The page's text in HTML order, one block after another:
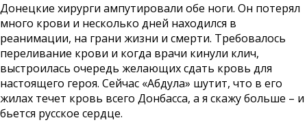
Донецкие хирурги ампутировали обе ноги. Он потерял
много крови и несколько дней находился в
реанимации, на грани жизни и смерти. Требовалось
переливание крови и когда врачи кинули клич,
выстроилась очередь желающих сдать кровь для
настоящего героя. Сейчас «Абдула» шутит, что в его
жилах течет кровь всего Донбасса, а я скажу больше – и
бьется русское сердце.